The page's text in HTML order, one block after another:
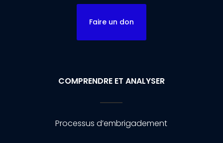
Faire un don
COMPRENDRE ET ANALYSER
Processus d’embrigadement